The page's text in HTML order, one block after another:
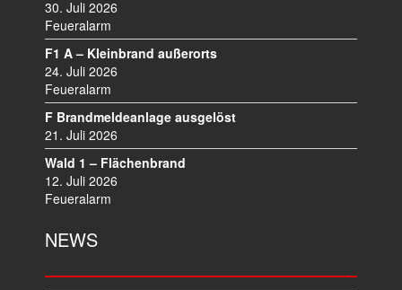
30. Juli 2026
Feueralarm
F1 A – Kleinbrand außerorts
24. Juli 2026
Feueralarm
F Brandmeldeanlage ausgelöst
21. Juli 2026
Wald 1 – Flächenbrand
12. Juli 2026
Feueralarm
NEWS